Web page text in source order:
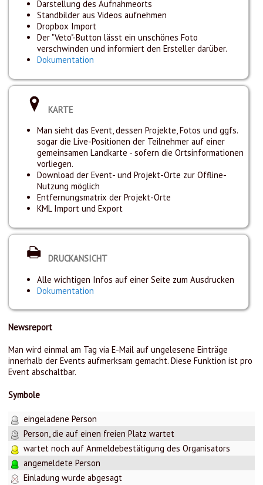
Darstellung des Aufnahmeorts
Standbilder aus Videos aufnehmen
Dropbox Import
Der "Veto"-Button lässt ein unschönes Foto
verschwinden und informiert den Ersteller darüber.
Dokumentation
KARTE
Man sieht das Event, dessen Projekte, Fotos und ggfs.
sogar die Live-Positionen der Teilnehmer auf einer
gemeinsamen Landkarte - sofern die Ortsinformationen
vorliegen.
Download der Event- und Projekt-Orte zur Offline-
Nutzung möglich
Entfernungsmatrix der Projekt-Orte
KML Import und Export
DRUCKANSICHT
Alle wichtigen Infos auf einer Seite zum Ausdrucken
Dokumentation
Newsreport
Man wird einmal am Tag via E-Mail auf ungelesene Einträge
innerhalb der Events aufmerksam gemacht. Diese Funktion ist pro
Event abschaltbar.
Symbole
eingeladene Person
Person, die auf einen freien Platz wartet
wartet noch auf Anmeldebestätigung des Organisators
angemeldete Person
Einladung wurde abgesagt